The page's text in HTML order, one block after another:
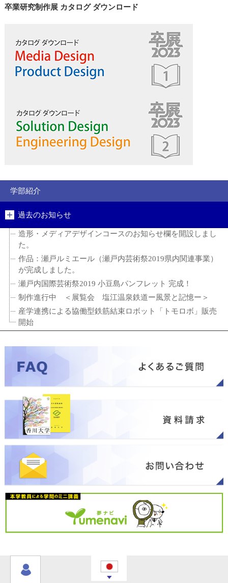
卒業研究制作展 カタログ ダウンロード
学部紹介
過去のお知らせ
造形・メディアデザインコースのお知らせ欄を開設しまし
た。
作品：瀬戸ルミエール（瀬戸内芸術祭2019県内関連事業）
が完成しました。
瀬戸内国際芸術祭2019 小豆島パンフレット 完成！
制作進行中 ＜展覧会 塩江温泉鉄道ー風景と記憶ー＞
産学連携による協働型鉄筋結束ロボット「トモロボ」販売
開始